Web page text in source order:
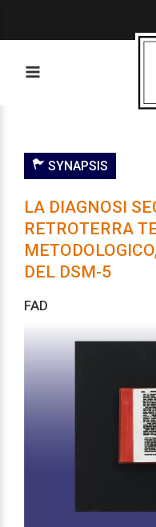
SYNAPSIS
LA DIAGNOSI
RETROTERRA
DEL DSM-5
FAD